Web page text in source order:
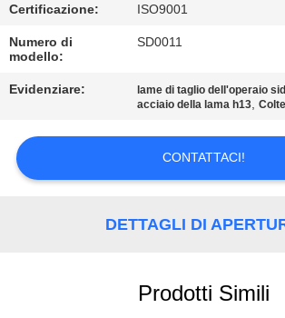
DEL
SITO
POLITICA
SULLA
Certificazione: ISO9001
Numero di
modello:
SD0011
Evidenziare: lame di taglio dell'operaio
acciaio della lama h13,
CONTATTACI!
DETTAGLI DI
Prodotti Simili